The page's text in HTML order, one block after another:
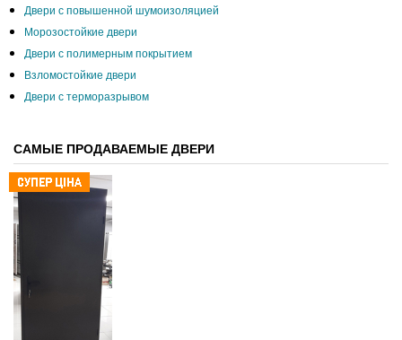
Двери с повышенной шумоизоляцией
Морозостойкие двери
Двери с полимерным покрытием
Взломостойкие двери
Двери с терморазрывом
САМЫЕ ПРОДАВАЕМЫЕ ДВЕРИ